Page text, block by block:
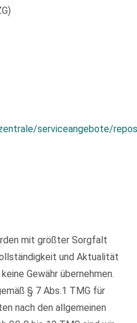
serviceangebote/
mit größter Sorgfalt
und Aktualität
Gewähr übernehmen.
§ 7 Abs.1 TMG für
nach den allgemeinen